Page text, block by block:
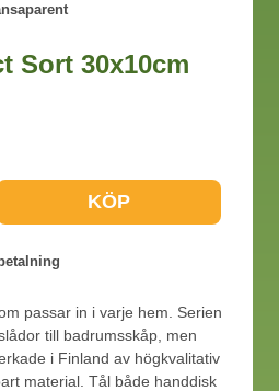
Sort 30x10cm
KÖP
passar in i varje hem. Serien
till badrumsskåp, men
i Finland av högkvalitativ
material. Tål både handdisk